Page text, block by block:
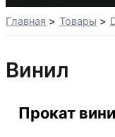
Главная Товары
Винил
Прокат